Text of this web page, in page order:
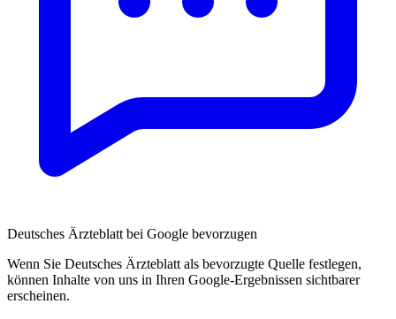
Deutsches Ärzteblatt bei Google bevorzugen
Wenn Sie Deutsches Ärzteblatt als bevorzugte Quelle festlegen,
können Inhalte von uns in Ihren Google-Ergebnissen sichtbarer
erscheinen.